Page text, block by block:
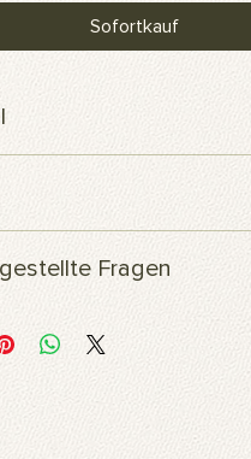
Sofortkauf
wird innerhalb von 3
Fragen
das Produkt?
werden auf
und Dekorationszwecke.